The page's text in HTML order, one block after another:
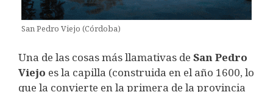
San Pedro Viejo (Córdoba)
Una de las cosas más llamativas de San Pedro
Viejo es la capilla (construida en el año 1600, lo
que la convierte en la primera de la provincia